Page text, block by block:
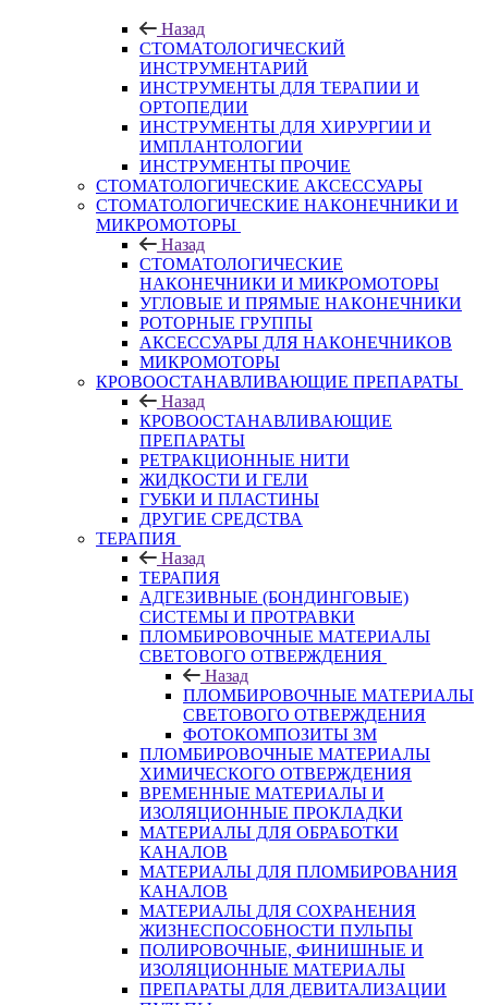
Назад
СТОМАТОЛОГИЧЕСКИЙ
ИНСТРУМЕНТАРИЙ
ИНСТРУМЕНТЫ ДЛЯ ТЕРАПИИ И
ОРТОПЕДИИ
ИНСТРУМЕНТЫ ДЛЯ ХИРУРГИИ И
ИМПЛАНТОЛОГИИ
ИНСТРУМЕНТЫ ПРОЧИЕ
СТОМАТОЛОГИЧЕСКИЕ АКСЕССУАРЫ
СТОМАТОЛОГИЧЕСКИЕ НАКОНЕЧНИКИ И
МИКРОМОТОРЫ
Назад
СТОМАТОЛОГИЧЕСКИЕ
НАКОНЕЧНИКИ И МИКРОМОТОРЫ
УГЛОВЫЕ И ПРЯМЫЕ НАКОНЕЧНИКИ
РОТОРНЫЕ ГРУППЫ
АКСЕССУАРЫ ДЛЯ НАКОНЕЧНИКОВ
МИКРОМОТОРЫ
КРОВООСТАНАВЛИВАЮЩИЕ ПРЕПАРАТЫ
Назад
КРОВООСТАНАВЛИВАЮЩИЕ
ПРЕПАРАТЫ
РЕТРАКЦИОННЫЕ НИТИ
ЖИДКОСТИ И ГЕЛИ
ГУБКИ И ПЛАСТИНЫ
ДРУГИЕ СРЕДСТВА
ТЕРАПИЯ
Назад
ТЕРАПИЯ
АДГЕЗИВНЫЕ (БОНДИНГОВЫЕ)
СИСТЕМЫ И ПРОТРАВКИ
ПЛОМБИРОВОЧНЫЕ МАТЕРИАЛЫ
СВЕТОВОГО ОТВЕРЖДЕНИЯ
Назад
ПЛОМБИРОВОЧНЫЕ МАТЕРИАЛЫ
СВЕТОВОГО ОТВЕРЖДЕНИЯ
ФОТОКОМПОЗИТЫ 3М
ПЛОМБИРОВОЧНЫЕ МАТЕРИАЛЫ
ХИМИЧЕСКОГО ОТВЕРЖДЕНИЯ
ВРЕМЕННЫЕ МАТЕРИАЛЫ И
ИЗОЛЯЦИОННЫЕ ПРОКЛАДКИ
МАТЕРИАЛЫ ДЛЯ ОБРАБОТКИ
КАНАЛОВ
МАТЕРИАЛЫ ДЛЯ ПЛОМБИРОВАНИЯ
КАНАЛОВ
МАТЕРИАЛЫ ДЛЯ СОХРАНЕНИЯ
ЖИЗНЕСПОСОБНОСТИ ПУЛЬПЫ
ПОЛИРОВОЧНЫЕ, ФИНИШНЫЕ И
ИЗОЛЯЦИОННЫЕ МАТЕРИАЛЫ
ПРЕПАРАТЫ ДЛЯ ДЕВИТАЛИЗАЦИИ